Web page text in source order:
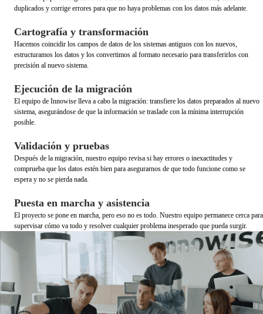
duplicados y corrige errores para que no haya problemas con los datos más adelante.
Cartografía y transformación
Hacemos coincidir los campos de datos de los sistemas antiguos con los nuevos,
estructuramos los datos y los convertimos al formato necesario para transferirlos con
precisión al nuevo sistema.
Ejecución de la migración
El equipo de Innowise lleva a cabo la migración: transfiere los datos preparados al nuevo
sistema, asegurándose de que la información se traslade con la mínima interrupción
posible.
Validación y pruebas
Después de la migración, nuestro equipo revisa si hay errores o inexactitudes y
comprueba que los datos estén bien para asegurarnos de que todo funcione como se
espera y no se pierda nada.
Puesta en marcha y asistencia
El proyecto se pone en marcha, pero eso no es todo. Nuestro equipo permanece cerca para
supervisar cómo va todo y resolver cualquier problema inesperado que pueda surgir.